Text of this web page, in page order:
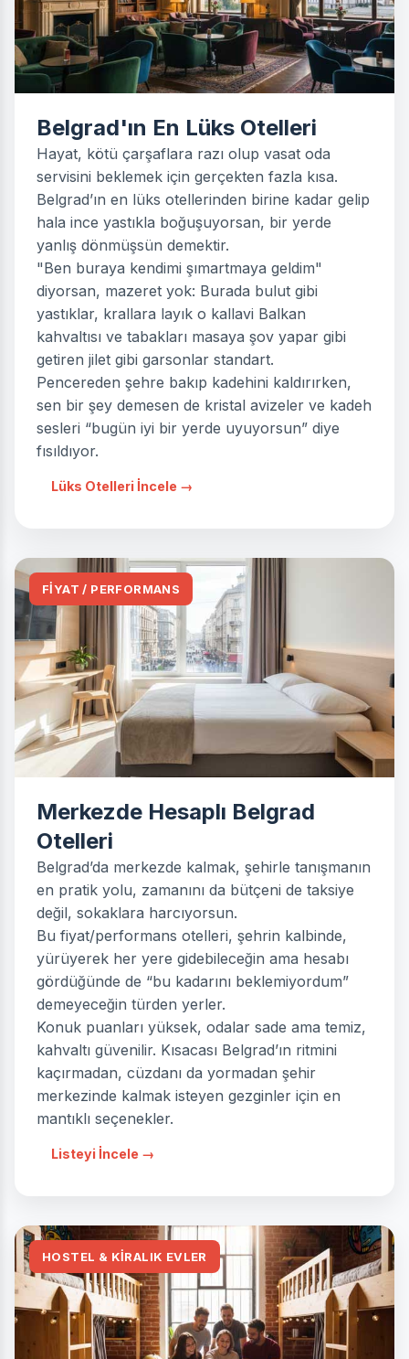
Belgrad'ın En Lüks Otelleri
Hayat, kötü çarşaflara razı olup vasat oda
servisini beklemek için gerçekten fazla kısa.
Belgrad’ın en lüks otellerinden birine kadar gelip
hala ince yastıkla boğuşuyorsan, bir yerde
yanlış dönmüşsün demektir.
"Ben buraya kendimi şımartmaya geldim"
diyorsan, mazeret yok: Burada bulut gibi
yastıklar, krallara layık o kallavi Balkan
kahvaltısı ve tabakları masaya şov yapar gibi
getiren jilet gibi garsonlar standart.
Pencereden şehre bakıp kadehini kaldırırken,
sen bir şey demesen de kristal avizeler ve kadeh
sesleri “bugün iyi bir yerde uyuyorsun” diye
fısıldıyor.
Lüks Otelleri İncele →
FİYAT / PERFORMANS
Merkezde Hesaplı Belgrad
Otelleri
Belgrad’da merkezde kalmak, şehirle tanışmanın
en pratik yolu, zamanını da bütçeni de taksiye
değil, sokaklara harcıyorsun.
Bu fiyat/performans otelleri, şehrin kalbinde,
yürüyerek her yere gidebileceğin ama hesabı
gördüğünde de “bu kadarını beklemiyordum”
demeyeceğin türden yerler.
Konuk puanları yüksek, odalar sade ama temiz,
kahvaltı güvenilir. Kısacası Belgrad’ın ritmini
kaçırmadan, cüzdanı da yormadan şehir
merkezinde kalmak isteyen gezginler için en
mantıklı seçenekler.
Listeyi İncele →
HOSTEL & KİRALIK EVLER